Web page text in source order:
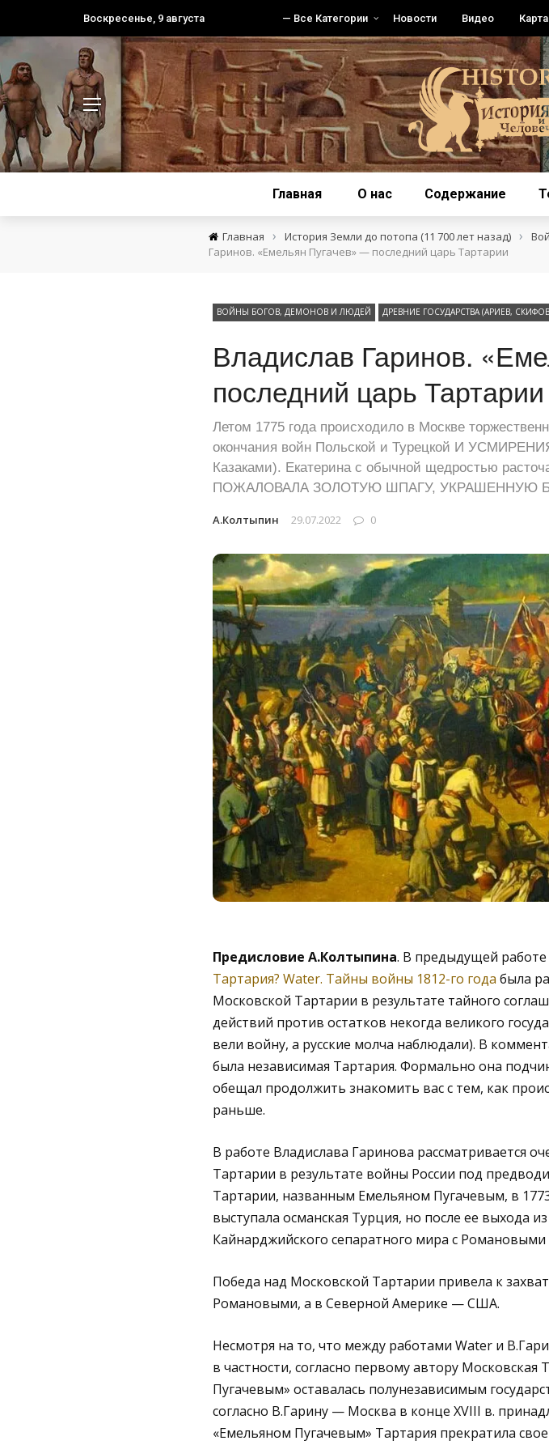
Воскресенье, 9 августа — Все Категории Новости Видео
Главная О нас Содержание
Главная › История Земли до потопа (11 700 лет назад) ›
Гаринов. «Емельян Пугачев» — последний царь Тартарии
ВОЙНЫ БОГОВ, ДЕМОНОВ И ЛЮДЕЙ ДРЕВНИЕ ГОСУДАРСТВА (АРИЕВ,
Владислав Гаринов.
последний царь Тартарии
Летом 1775 года происходило в Москве
окончания войн Польской и Турецкой И
Казаками). Екатерина с обычной щедростью
ПОЖАЛОВАЛА ЗОЛОТУЮ ШПАГУ, УКРАШЕННУЮ
А.Колтыпин 29.07.2022 0
Предисловие А.Колтыпина. В предыдущей
Тартария? Water. Тайны войны 1812-го года была
Московской Тартарии в результате тайного
действий против остатков некогда великого
вели войну, а русские молча наблюдали). В
была независимая Тартария. Формально она
обещал продолжить знакомить вас с тем, как
раньше.
В работе Владислава Гаринова рассматривается
Тартарии в результате войны России под
Тартарии, названным Емельяном Пугачевым, в
выступала османская Турция, но после ее выхода
Кайнарджийского сепаратного мира с Романовыми
Победа над Московской Тартарии привела к
Романовыми, а в Северной Америке — США.
Несмотря на то, что между работами Water и
в частности, согласно первому автору
Пугачевым» оставалась полунезависимым
согласно В.Гарину — Москва в конце XVIII в.
«Емельяном Пугачевым» Тартария прекратила